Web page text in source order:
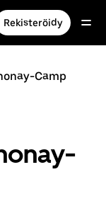
Rekisteröidy
Camp